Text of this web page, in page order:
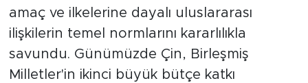
amaç ve ilkelerine dayalı uluslararası
ilişkilerin temel normlarını kararlılıkla
savundu. Günümüzde Çin, Birleşmiş
Milletler'in ikinci büyük bütçe katkı